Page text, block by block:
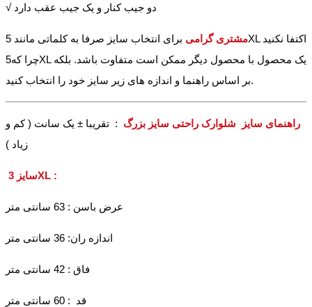
√ دو جیب کنار و یک جیب عقب دارد
مشتری گرامی
برای انتخاب سایز صرفا به کلماتی مانند 5XL اکتفا نکنید
چرا که5XL یک محصول با محصول دیگر ممکن است متفاوت باشد. بلکه
بر اساس راهنما و اندازه های زیر سایز خود را انتخاب کنید.
راهنمای سایز شلوارک راحتی سایز بزرگ : تقریبا ± یک سانت ( کم و
زیاد )
سایز 3XL :
عرض باسن : 63 سانتی متر
اندازه ران: 36 سانتی متر
فاق : 42 سانتی متر
قد : 60 سانتی متر